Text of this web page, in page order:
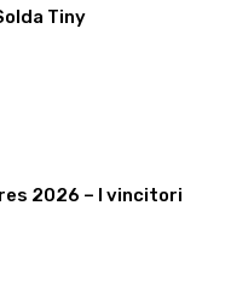
Tiny
2026 – I vincitori